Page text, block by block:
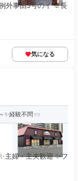
外事由3号のイ ※長
気になる
✨経験不問
主婦・主夫歓迎 ✨フ